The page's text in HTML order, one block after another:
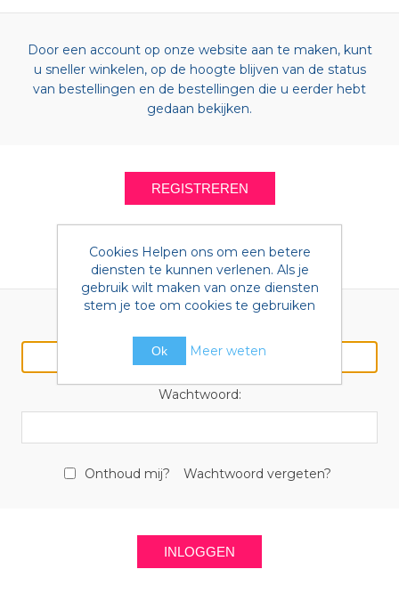
Door een account op onze website aan te maken, kunt
u sneller winkelen, op de hoogte blijven van de status
van bestellingen en de bestellingen die u eerder hebt
gedaan bekijken.
REGISTREREN
Terugkomende klant
Wachtwoord:
Onthoud mij? Wachtwoord vergeten?
INLOGGEN
Cookies Helpen ons om een betere
diensten te kunnen verlenen. Als je
gebruik wilt maken van onze diensten
stem je toe om cookies te gebruiken
Ok Meer weten